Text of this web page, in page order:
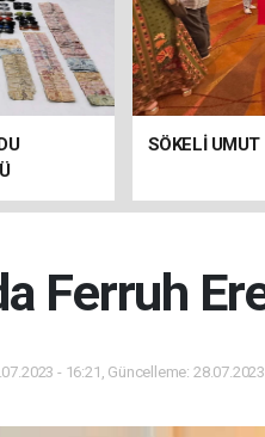
SÖKELİ
Ferruh
- 16:21, Güncelleme: